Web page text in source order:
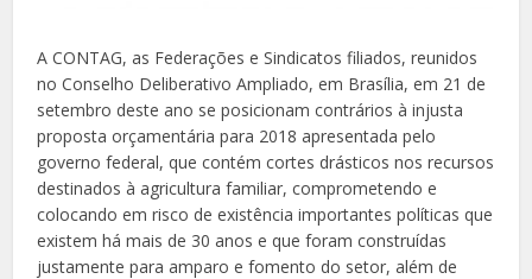
A CONTAG, as Federações e Sindicatos filiados, reunidos
no Conselho Deliberativo Ampliado, em Brasília, em 21 de
setembro deste ano se posicionam contrários à injusta
proposta orçamentária para 2018 apresentada pelo
governo federal, que contém cortes drásticos nos recursos
destinados à agricultura familiar, comprometendo e
colocando em risco de existência importantes políticas que
existem há mais de 30 anos e que foram construídas
justamente para amparo e fomento do setor, além de